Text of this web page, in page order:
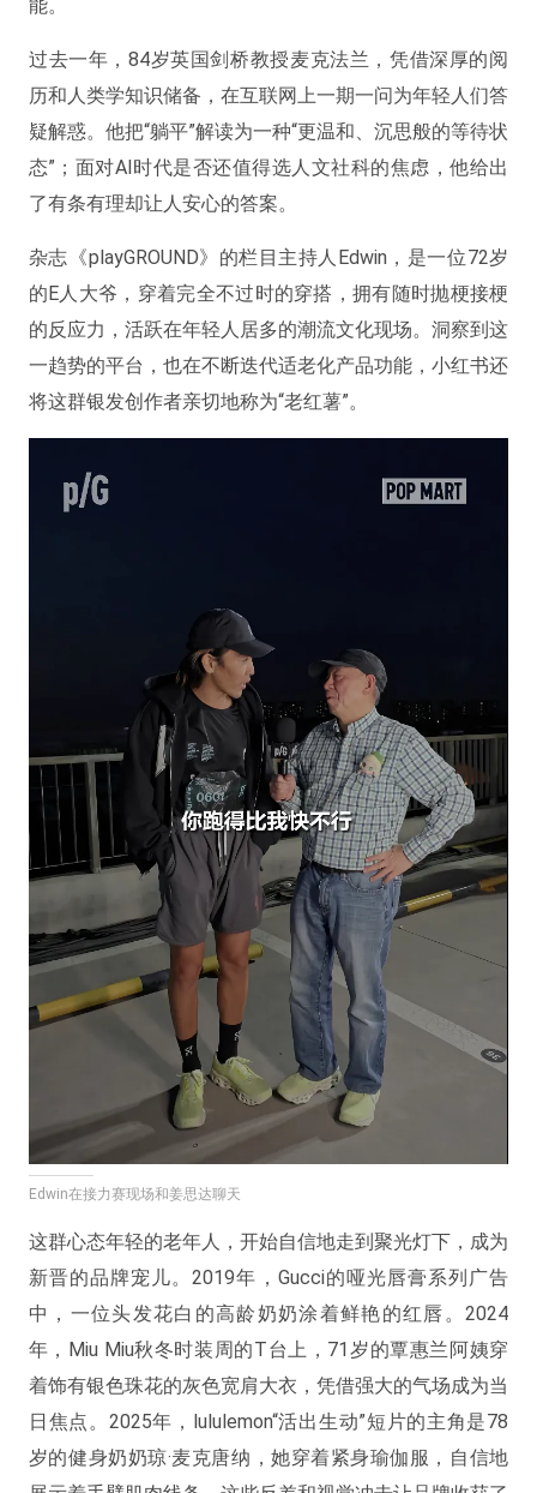
能。
过去一年，84岁英国剑桥教授麦克法兰，凭借深厚的阅
历和人类学知识储备，在互联网上一期一问为年轻人们答
疑解惑。他把“躺平”解读为一种“更温和、沉思般的等待状
态”；面对AI时代是否还值得选人文社科的焦虑，他给出
了有条有理却让人安心的答案。
杂志《playGROUND》的栏目主持人Edwin，是一位72岁
的E人大爷，穿着完全不过时的穿搭，拥有随时抛梗接梗
的反应力，活跃在年轻人居多的潮流文化现场。洞察到这
一趋势的平台，也在不断迭代适老化产品功能，小红书还
将这群银发创作者亲切地称为“老红薯”。
Edwin在接力赛现场和姜思达聊天
这群心态年轻的老年人，开始自信地走到聚光灯下，成为
新晋的品牌宠儿。2019年，Gucci的哑光唇膏系列广告
中，一位头发花白的高龄奶奶涂着鲜艳的红唇。2024
年，Miu Miu秋冬时装周的T台上，71岁的覃惠兰阿姨穿
着饰有银色珠花的灰色宽肩大衣，凭借强大的气场成为当
日焦点。2025年，lululemon“活出生动”短片的主角是78
岁的健身奶奶琼·麦克唐纳，她穿着紧身瑜伽服，自信地